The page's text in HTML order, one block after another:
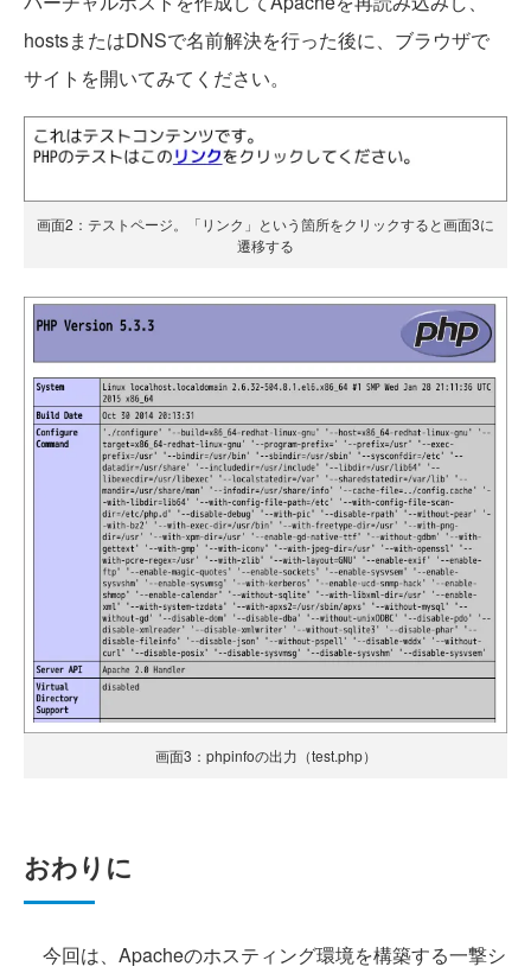
hostsまたはDNSで名前解決を行った後に、ブラウザで
サイトを開いてみてください。
画面2：テストページ。「リンク」という箇所をクリックすると画面3に
遷移する
画面3：phpinfoの出力（test.php）
おわりに
今回は、Apacheのホスティング環境を構築する一撃シ